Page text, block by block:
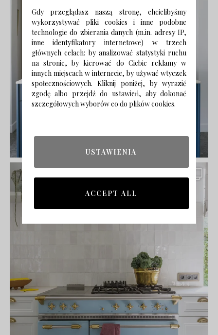
Gdy przeglądasz naszą stronę, chcielibyśmy
wykorzystywać pliki cookies i inne podobne
technologie do zbierania danych (m.in. adresy IP,
inne identyfikatory internetowe) w trzech
głównych celach: by analizować statystyki ruchu
na stronie, by kierować do Ciebie reklamy w
innych miejscach w internecie, by używać wtyczek
społecznościowych. Kliknij poniżej, by wyrazić
zgodę albo przejdź do ustawień, aby dokonać
szczegółowych wyborów co do plików cookies.
USTAWIENIA
ACCEPT ALL